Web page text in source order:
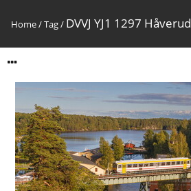
Home/Tag/ DVVJ YJ1 1297 Håverud